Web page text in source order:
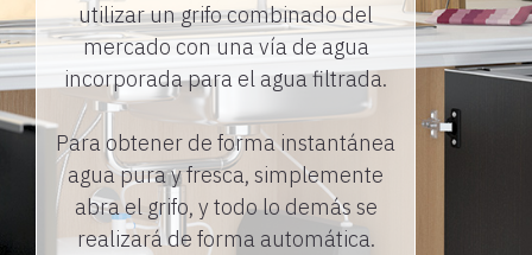
utilizar un grifo combinado del
mercado con una vía de agua
incorporada para el agua filtrada.
Para obtener de forma instantánea
agua pura y fresca, simplemente
abra el grifo, y todo lo demás se
realizará de forma automática.